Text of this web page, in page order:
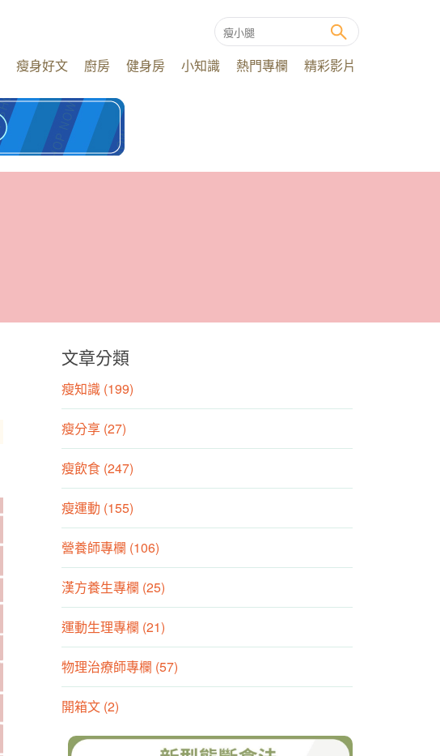
瘦身好文 廚房 健身房 小知識 熱門專欄 精彩影片
文章分類
瘦知識 (199)
瘦分享 (27)
瘦飲食 (247)
瘦運動 (155)
營養師專欄 (106)
漢方養生專欄 (25)
運動生理專欄 (21)
物理治療師專欄 (57)
開箱文 (2)